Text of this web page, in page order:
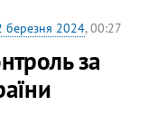
березня 2024, 00:27
за